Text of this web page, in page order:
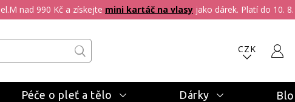
nad 990 Kč a získejte mini kartáč na vlasy jako dárek. Platí do 10.
CZK
Péče o pleť a tělo Dárky